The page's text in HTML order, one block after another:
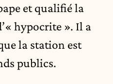
et qualifié la
hypocrite ». Il a
la station est
publics.